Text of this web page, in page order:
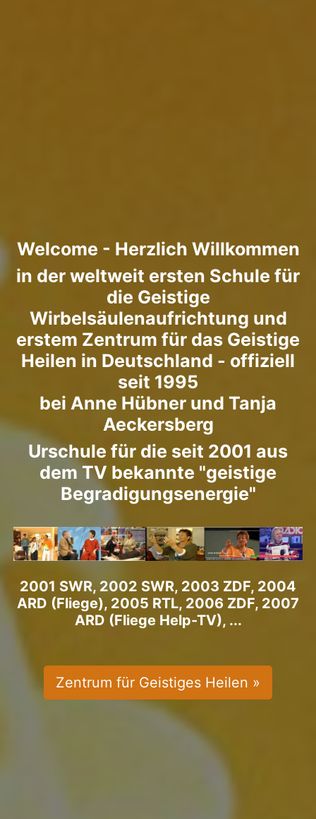
Welcome - Herzlich Willkommen
in der weltweit ersten Schule für
die Geistige
Wirbelsäulenaufrichtung und
erstem Zentrum für das Geistige
Heilen in Deutschland - offiziell
seit 1995
bei Anne Hübner und Tanja
Aeckersberg
Urschule für die seit 2001 aus
dem TV bekannte "geistige
Begradigungsenergie"
2001 SWR, 2002 SWR, 2003 ZDF, 2004
ARD (Fliege), 2005 RTL, 2006 ZDF, 2007
ARD (Fliege Help-TV), ...
Zentrum für Geistiges Heilen »